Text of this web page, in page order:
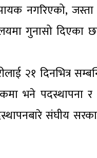
नगरिएको,
गुनासो
२१ दिनभित्र
भने पदस्थापना
संघीय